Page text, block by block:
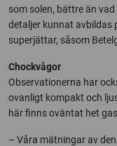
som solen, bättre än
detaljer kunnat avbildas
superjättar, såsom
Chockvågor
Observationerna har
ovanligt kompakt och
här finns oväntat het
– Våra mätningar av